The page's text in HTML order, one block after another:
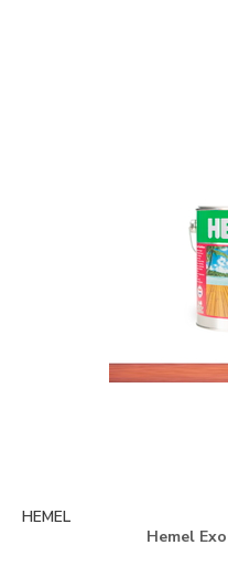
HEMEL
Hemel